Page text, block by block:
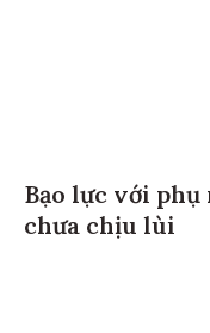
Bạo lực với phụ
chưa chịu lùi